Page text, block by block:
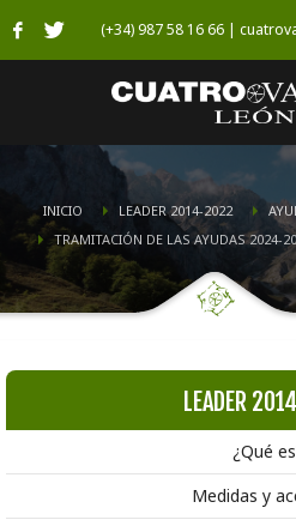
(+34) 987 58 16 66 |
INICIO LEADER 2014-2022
TRAMITACIÓN DE LAS AYUDAS 2024-
LEADER
¿Qué
Medidas y